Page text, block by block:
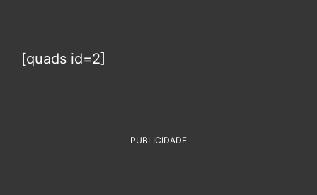
[quads id=2]
PUBLICIDADE